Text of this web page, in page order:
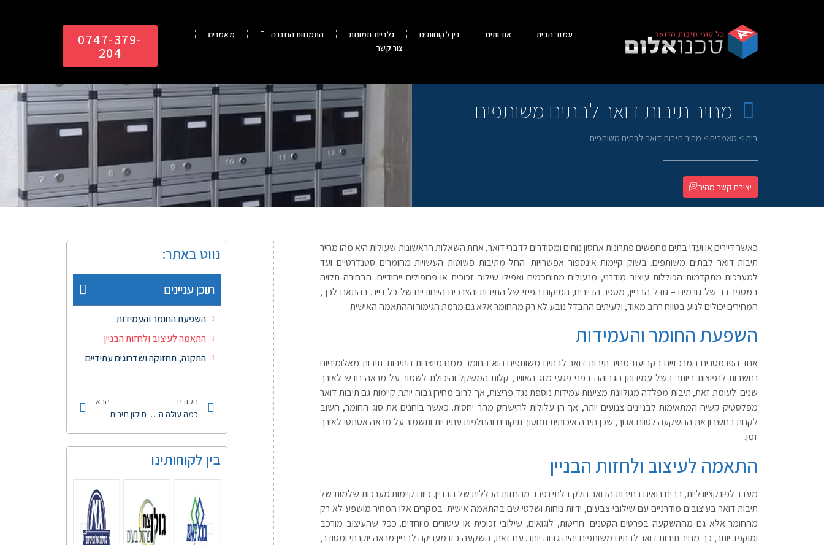
עמוד הבית אודותינו בין לקוחותינו גלריית תמונות התמחות החברה
מאמרים
צור קשר
0747-379-
204​
מחיר תיבות דואר לבתים משותפים
בית> מאמרים > מחיר תיבות דואר לבתים משותפים
יצירת קשר מהיר
כאשר דיירים או ועדי בתים מחפשים פתרונות אחסון נוחים ומסודרים לדברי דואר, אחת השאלות הראשונות שעולות היא מהו מחיר
תיבות דואר לבתים משותפים. בשוק קיימות אינספור אפשרויות: החל מתיבות פשוטות העשויות מחומרים סטנדרטיים ועד
למערכות מתקדמות הכוללות עיצוב מודרני, מנעולים מתוחכמים ואפילו שילוב זכוכית או פרופילים ייחודיים. הבחירה תלויה
במספר רב של גורמים – גודל הבניין, מספר הדיירים, המיקום הפיזי של התיבות והצרכים הייחודיים של כל דייר. בהתאם לכך,
המחירים יכולים לנוע בטווח רחב מאוד, ולעיתים ההבדל נובע לא רק מהחומר אלא גם מרמת הגימור וההתאמה האישית.
השפעת החומר והעמידות
אחד הפרמטרים המרכזיים בקביעת מחיר תיבות דואר לבתים משותפים הוא החומר ממנו מיוצרות התיבות. תיבות מאלומיניום
נחשבות לנפוצות ביותר בשל עמידותן הגבוהה בפני פגעי מזג האוויר, קלות המשקל והיכולת לשמור על מראה חדש לאורך
שנים. לעומת זאת, תיבות מפלדה מגולוונת מציעות עמידות נוספת נגד פריצות, אך לרוב מחירן גבוה יותר. קיימות גם תיבות דואר
מפלסטיק קשיח המתאימות לבניינים צנועים יותר, אך הן עלולות להישחק מהר יחסית. כאשר בוחנים את סוג החומר, חשוב
לקחת בחשבון את ההשקעה לטווח ארוך, שכן תיבה איכותית תחסוך תיקונים והחלפות עתידיות ותשמור על מראה אסתטי לאורך
זמן.
התאמה לעיצוב ולחזות הבניין
מעבר לפונקציונליות, רבים רואים בתיבות הדואר חלק בלתי נפרד מהחזות הכללית של הבניין. כיום קיימות מערכות שלמות של
תיבות דואר בעיצובים מודרניים עם שילובי צבעים, ידיות נוחות ושלטי שם בהתאמה אישית. במקרים אלו המחיר מושפע לא רק
מהחומר אלא גם מההשקעה בפרטים הקטנים: חריטות, לוגואים, שילובי זכוכית או עיטורים מיוחדים. ככל שהעיצוב מורכב
ומוקפד יותר, כך מחיר תיבות דואר לבתים משותפים יהיה גבוה יותר. עם זאת, השקעה כזו מעניקה לבניין מראה יוקרתי ומסודר,
נווט באתר:
תוכן עניינים
השפעת החומר והעמידות
התאמה לעיצוב ולחזות הבניין
התקנה, תחזוקה ושדרוגים עתידיים
הקודם
כמה עולה התקנת דלת כניסה לבניין?
הבא
תיקון תיבות דואר
בין לקוחותינו